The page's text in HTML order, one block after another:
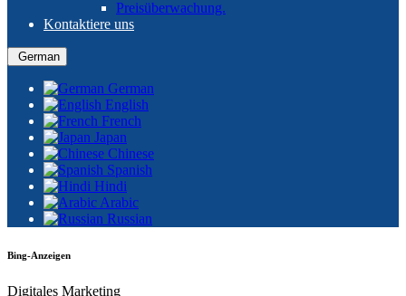
Preisüberwachung.
Kontaktiere uns
German
German
English
French
Japan
Chinese
Spanish
Hindi
Arabic
Russian
Bing-Anzeigen
Digitales Marketing